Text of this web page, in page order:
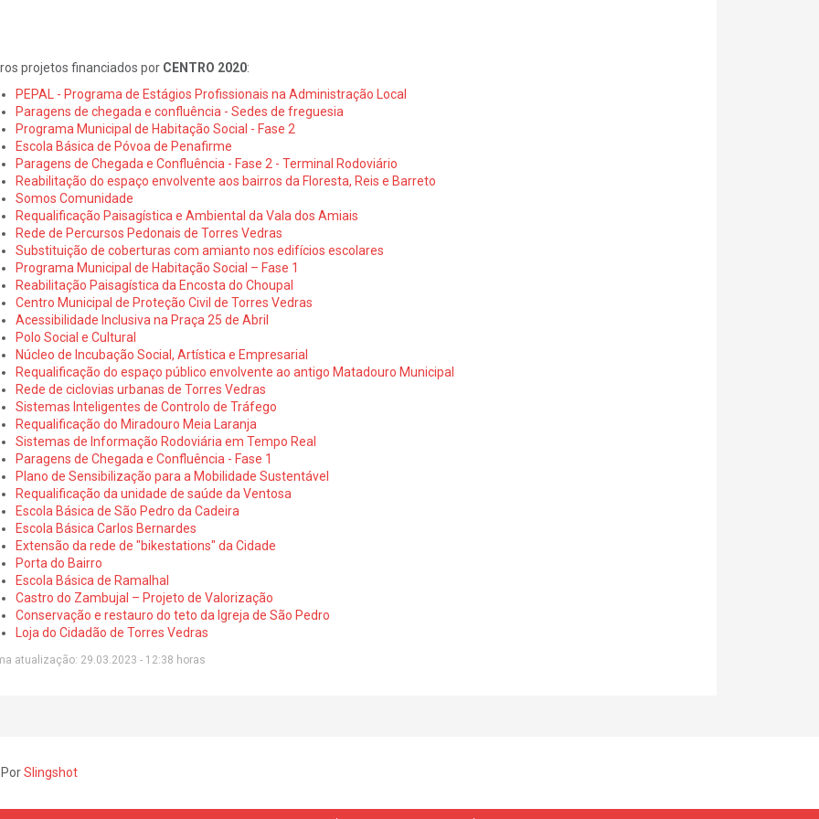
projetos financiados por CENTRO 2020:
PEPAL - Programa de Estágios Profissionais na Administração Local
Paragens de chegada e confluência - Sedes de freguesia
Programa Municipal de Habitação Social - Fase 2
Escola Básica de Póvoa de Penafirme
Paragens de Chegada e Confluência - Fase 2 - Terminal Rodoviário
Reabilitação do espaço envolvente aos bairros da Floresta, Reis e Barreto
Somos Comunidade
Requalificação Paisagística e Ambiental da Vala dos Amiais
Rede de Percursos Pedonais de Torres Vedras
Substituição de coberturas com amianto nos edifícios escolares
Programa Municipal de Habitação Social – Fase 1
Reabilitação Paisagística da Encosta do Choupal
Centro Municipal de Proteção Civil de Torres Vedras
Acessibilidade Inclusiva na Praça 25 de Abril
Polo Social e Cultural
Núcleo de Incubação Social, Artística e Empresarial
Requalificação do espaço público envolvente ao antigo Matadouro Municipal
Rede de ciclovias urbanas de Torres Vedras
Sistemas Inteligentes de Controlo de Tráfego
Requalificação do Miradouro Meia Laranja
Sistemas de Informação Rodoviária em Tempo Real
Paragens de Chegada e Confluência - Fase 1
Plano de Sensibilização para a Mobilidade Sustentável
Requalificação da unidade de saúde da Ventosa
Escola Básica de São Pedro da Cadeira
Escola Básica Carlos Bernardes
Extensão da rede de "bikestations" da Cidade
Porta do Bairro
Escola Básica de Ramalhal
Castro do Zambujal – Projeto de Valorização
Conservação e restauro do teto da Igreja de São Pedro
Loja do Cidadão de Torres Vedras
atualização: 29.03.2023 - 12:38 horas
Slingshot